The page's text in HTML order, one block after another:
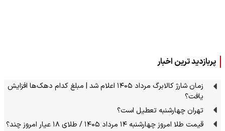
پربازدید ترین اخبار
زمان شارژ کالابرگ مرداد ۱۴۰۵ اعلام شد | مبلغ کدام دهک‌ها افزایش
یافت؟
تهران چهارشنبه تعطیل است؟
قیمت طلا امروز چهارشنبه ۱۴ مرداد ۱۴۰۵ / طلای ۱۸ عیار امروز چند؟